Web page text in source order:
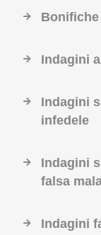
Indagini
Indagini
infedele
Indagini
falsa
Indagini